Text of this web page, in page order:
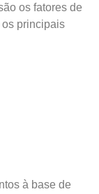
os fatores de
os principais
à base de